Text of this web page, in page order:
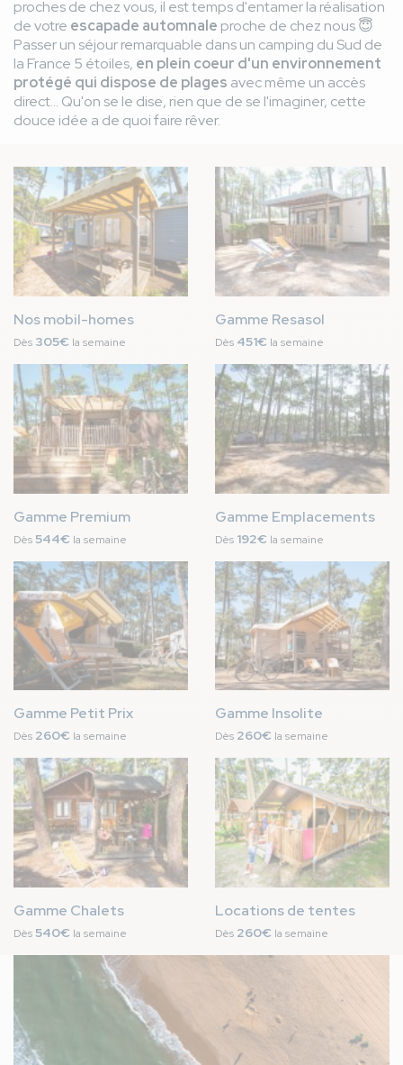
proches de chez vous, il est temps d'entamer la réalisation
de votre escapade automnale proche de chez nous 😇
Passer un séjour remarquable dans un camping du Sud de
la France 5 étoiles, en plein coeur d'un environnement
protégé qui dispose de plages avec même un accès
direct... Qu'on se le dise, rien que de se l'imaginer, cette
douce idée a de quoi faire rêver.
Image
Nos mobil-homes
Dès 305€ la semaine
Image
Gamme Resasol
Dès 451€ la semaine
Image
Gamme Premium
Dès544€ la semaine
Image
Gamme Emplacements
Dès 192€ la semaine
Image
Gamme Petit Prix
Dès 260€ la semaine
Image
Gamme Insolite
Dès 260€ la semaine
Image
Gamme Chalets
Dès540€ la semaine
Image
Locations de tentes
Dès 260€ la semaine